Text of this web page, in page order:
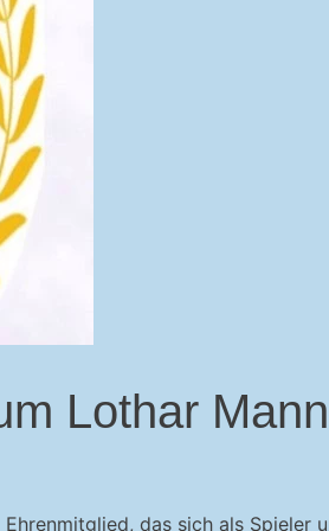
Lothar Mann
das sich als